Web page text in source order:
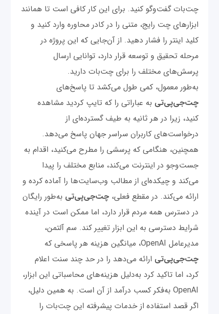
چت‌بات گفت‌وگو کنید. برای این کار کافی است تا همانند
ابزارهای چت رایج، متنی را در کادر محاوره وارد کنید و
کلید اینتر را فشار دهید. از آن‌جایی که این پروژه در
مرحله تحقیق و توسعه قرار دارد، توانایی ارسال
پرسش‌های مختلف را برای چت‌بات دارید.
به‌طور معمول، کمی طول می‌کشد تا پاسخ‌های
چت‌‌جی‌پی‌تی به عباراتی را که تایپ کردید مشاهده
کنید، زیرا در هر ثانیه به طیف گسترده‌ای از
درخواست‌های کاربران سراسر جهان پاسخ می‌دهد.
همچنین، هنگامی که پرسشی را مطرح می‌کنید، اقدام به
جست‌وجو در اینترنت می‌کند، منابع مختلف را پیدا
می‌کند و چیکده‌ای از مطالب وب‌سایت‌ها را آماده کرده و
ارائه می‌کند. در مقطع فعلی،چت‌‌جی‌پی‌تی به‌طور رایگان
در دسترس همه مردم قرار دارد، اما ممکن است در آینده
شرایط دسترسی به این ابزار تغییر کند. سم آلتمن،
مدیرعامل OpenAI، میانگین هزینه هر پاسخی که
چت‌‌جی‌پی‌تی ارائه می‌دهد را در حد چند سنت اعلام
کرد، اما تاکید کرد به‌دلیل هزینه‌های محاسباتی این ابزار،
OpenAI به‌فکر کسب درآمد از آن است. به همین دلیل،
اگر قصد استفاده از خدمات پیشرفته این چت‌بات را